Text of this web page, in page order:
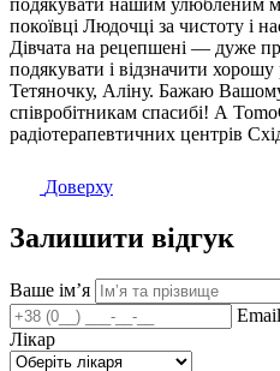
покоївці Людочці за чистоту і
Дівчата на рецепшені — дуже
подякувати і відзначити
Тетяночку, Аліну. Бажаю
співробітникам спасибі! А
радіотерапевтичних центрів
Доверху
Залишити відгук
Ваше імʼя
Email
Лікар